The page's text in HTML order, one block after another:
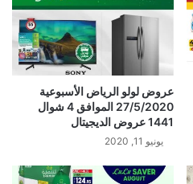
عروض لولو الرياض الأسبوعية
27/5/2020 الموافق 4 شوال
1441 عروض الديجيتال
يونيو 11, 2020